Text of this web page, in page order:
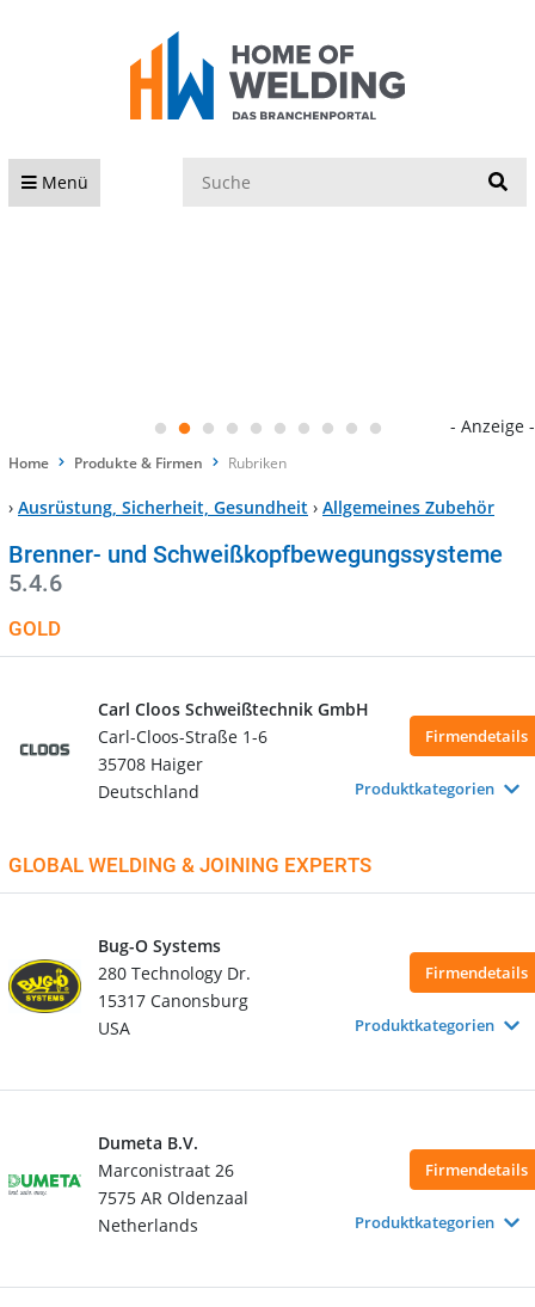
Menü
- Anzeige -
Home Produkte & Firmen Rubriken
› Ausrüstung, Sicherheit, Gesundheit › Allgemeines Zubehör
Brenner- und Schweißkopfbewegungssysteme
5.4.6
GOLD
Carl Cloos Schweißtechnik GmbH
Carl-Cloos-Straße 1-6
35708 Haiger
Deutschland
Firmendetails
Produktkategorien
GLOBAL WELDING & JOINING EXPERTS
Bug-O Systems
280 Technology Dr.
15317 Canonsburg
USA
Firmendetails
Produktkategorien
Dumeta B.V.
Marconistraat 26
7575 AR Oldenzaal
Netherlands
Firmendetails
Produktkategorien